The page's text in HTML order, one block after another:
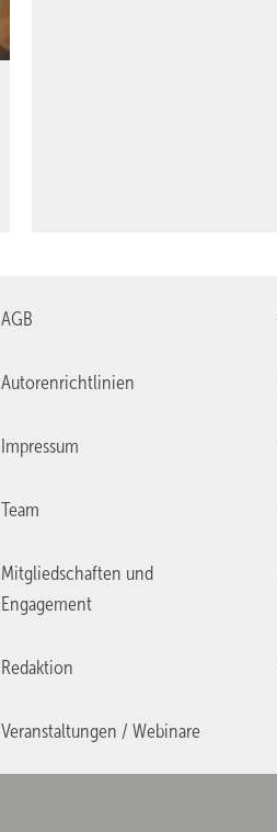
AGB
Autorenrichtlinien
Impressum
Team
Mitgliedschaften und
Engagement
Redaktion
Veranstaltungen / Webinare